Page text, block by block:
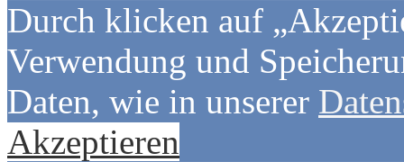
Durch klicken auf
Verwendung und
Daten, wie in unserer
Akzeptieren